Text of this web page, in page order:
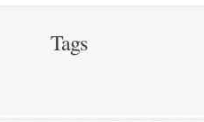
Tags